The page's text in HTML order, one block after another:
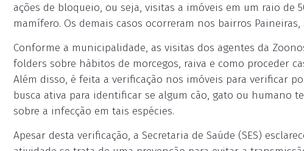
ações de bloqueio, ou seja, visitas a imóveis em um raio de
mamífero. Os demais casos ocorreram nos bairros Paineiras,
Conforme a municipalidade, as visitas dos agentes da
folders sobre hábitos de morcegos, raiva e como proceder
Além disso, é feita a verificação nos imóveis para verificar
busca ativa para identificar se algum cão, gato ou humano
sobre a infecção em tais espécies.
Apesar desta verificação, a Secretaria de Saúde (SES)